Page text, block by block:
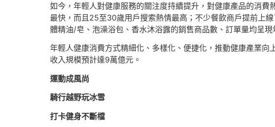
如今，年輕人對健康服務的關注度持續提升，對健康產品的消
最快，而且25至30歲用戶搜索熱情最高；不少餐飲商戶提前上
體精油/皂、泡澡浴包、香水沐浴露的銷售商品數、訂單量均呈
年輕人健康消費方式精細化、多樣化、便捷化，推動健康產業
收入規模預計達9萬億元。
運動成風尚
騎行越野玩冰雪
打卡健身不斷檔